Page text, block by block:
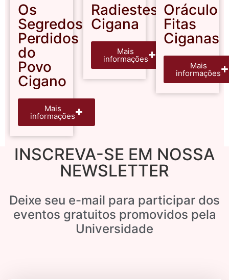
Os
Segredos
Perdidos
do
Povo
Cigano
Mais
informações
Radiestesia
Cigana
Mais
informações
Oráculo
Fitas
Ciganas
Mais
informações
INSCREVA-SE EM NOSSA
NEWSLETTER
Deixe seu e-mail para participar dos
eventos gratuitos promovidos pela
Universidade